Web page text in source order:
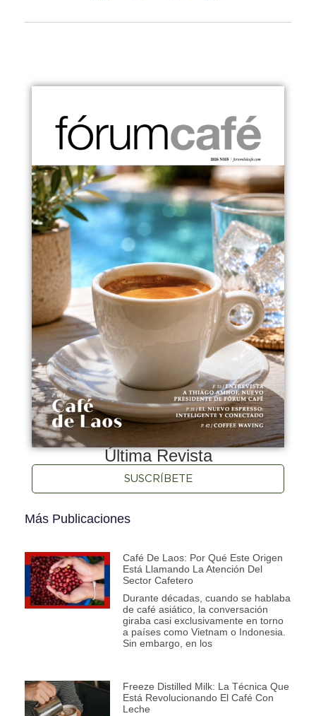
Última Revista
SUSCRÍBETE
Más Publicaciones
Café De Laos: Por Qué Este Origen
Está Llamando La Atención Del
Sector Cafetero
Durante décadas, cuando se hablaba
de café asiático, la conversación
giraba casi exclusivamente en torno
a países como Vietnam o Indonesia.
Sin embargo, en los
Freeze Distilled Milk: La Técnica Que
Está Revolucionando El Café Con
Leche